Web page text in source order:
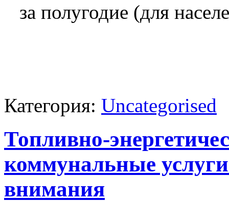
за полугодие (для
Категория: Uncategorised
Топливно-
коммунальные
внимания